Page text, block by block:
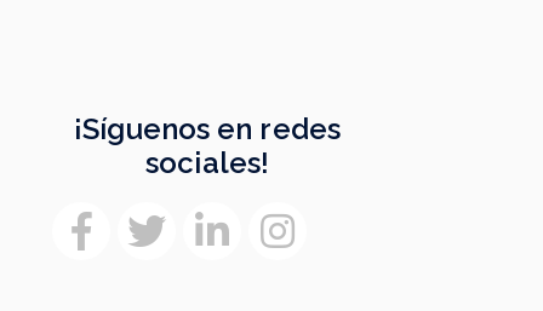
¡Síguenos en redes
sociales!